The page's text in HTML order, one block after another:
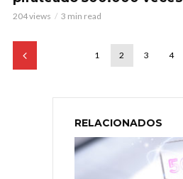
204 views 3 min read
1 2 3 4
RELACIONADOS